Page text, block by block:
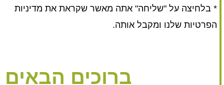
* בלחיצה על "שליחה" אתה מאשר שקראת את מדיניות
הפרטיות שלנו ומקבל אותה.
ברוכים הבאים